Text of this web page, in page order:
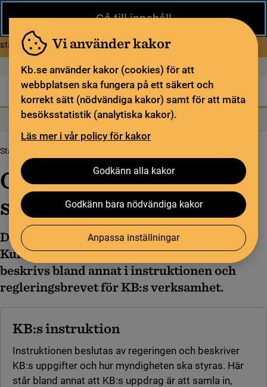
Gå till innehåll
Under sommaren har KB begränsad service och särskilda
öppettider. Vissa veckor är en del funktioner och samlingar
stängda.Läs mer om Begränsad service i sommar
Vi använder kakor
Kb.se använder kakor (cookies) för att
webbplatsen ska fungera på ett säkert och
korrekt sätt (nödvändiga kakor) samt för att mäta
besöksstatistik (analytiska kakor).
Läs mer i vår policy för kakor
Godkänn alla kakor
Godkänn bara nödvändiga kakor
Anpassa inställningar
Öppet idag: 9–18In English
Biblioteket För bibliotekssektorn Pliktleverans och ISBN
Sök Sök
Söktjänster
Startsida
Organisation och
styrning
Det är regeringen som bestämmer vad
Kungliga biblioteket har för uppgifter. Det
beskrivs bland annat i instruktionen och
regleringsbrevet för KB:s verksamhet.
KB:s instruktion
Instruktionen beslutas av regeringen och beskriver
KB:s uppgifter och hur myndigheten ska styras. Här
står bland annat att KB:s uppdrag är att samla in,